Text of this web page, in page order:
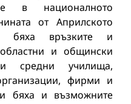
в националното
от Априлското
бяха връзките и
и общински
средни училища,
фирми и
бяха и възможните